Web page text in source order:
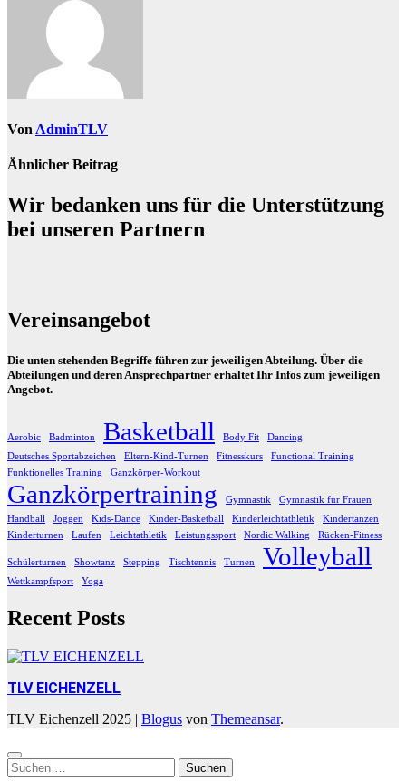
Von AdminTLV
Ähnlicher Beitrag
Wir bedanken uns für die Unterstützung
bei unseren Partnern
Vereinsangebot
Die unten stehenden Begriffe führen zur jeweiligen Abteilung. Über die
Abteilungen und deren Ansprechpartner erhaltet Ihr Infos zum jeweiligen
Angebot.
Aerobic Badminton Basketball Body Fit
Dancing
Deutsches Sportabzeichen
Eltern-Kind-Turnen Fitnesskurs
Functional Training
Funktionelles Training
Ganzkörper-Workout
Ganzkörpertraining Gymnastik
Gymnastik für Frauen
Handball
Joggen Kids-Dance Kinder-Basketball Kinderleichtathletik
Kindertanzen
Kinderturnen
Laufen Leichtathletik Leistungssport Nordic Walking Rücken-Fitness
Schülerturnen Showtanz Stepping Tischtennis Turnen Volleyball
Wettkampfsport Yoga
Recent Posts
TLV EICHENZELL
TLV Eichenzell 2025 | Blogus von Themeansar.
Suchen